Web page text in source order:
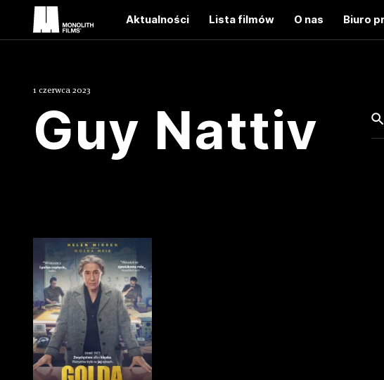
Aktualności Lista filmów O nas Biuro
1 czerwca 2023
Guy Nattiv